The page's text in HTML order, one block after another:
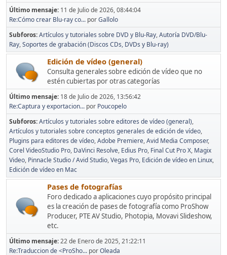
Último mensaje: 11 de Julio de 2026, 08:44:04
Re:Cómo crear Blu-ray co... porGallolo
Subforos Artículos y tutoriales sobre DVD y Blu-Ray Autoría DVD/Blu-
Ray Soportes de grabación (Discos CDs, DVDs y Blu-ray)
Edición de vídeo (general)
Consulta generales sobre edición de vídeo que no
estén cubiertas por otras categorías
Último mensaje: 18 de Julio de 2026, 13:56:42
Re:Captura y exportacion... por Poucopelo
Subforos Artículos y tutoriales sobre editores de vídeo (general)
Artículos y tutoriales sobre conceptos generales de edición de vídeo
Plugins para editores de vídeo Adobe Premiere Avid Media Composer
Corel VideoStudio Pro DaVinci Resolve Edius Pro Final Cut Pro X Magix
Video Pinnacle Studio / Avid Studio Vegas Pro Edición de vídeo en Linux
Edición de vídeo en Mac
Pases de fotografías
Foro dedicado a aplicaciones cuyo propósito principal
es la creación de pases de fotografía como ProShow
Producer, PTE AV Studio, Photopia, Movavi Slideshow,
etc.
Último mensaje:22 de Enero de 2025, 21:22:11
Re:Traduccion de <ProSho... porOleada